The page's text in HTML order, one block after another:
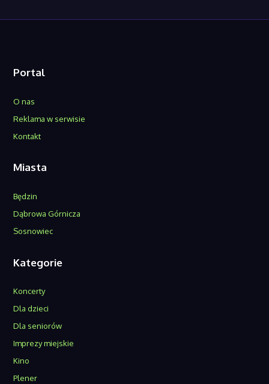
Portal
O nas
Reklama w serwisie
Kontakt
Miasta
Będzin
Dąbrowa Górnicza
Sosnowiec
Kategorie
Koncerty
Dla dzieci
Dla seniorów
Imprezy miejskie
Kino
Plener